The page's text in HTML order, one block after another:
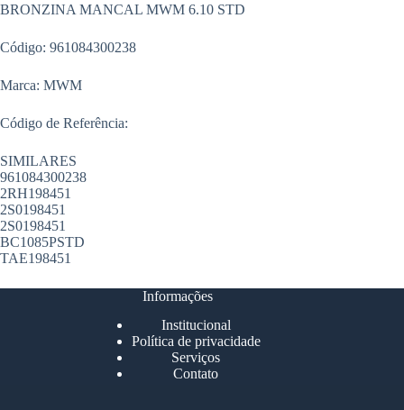
BRONZINA MANCAL MWM 6.10 STD
Código: 961084300238
Marca: MWM
Código de Referência:
SIMILARES
961084300238
2RH198451
2S0198451
2S0198451
BC1085PSTD
TAE198451
Informações
Institucional
Política de privacidade
Serviços
Contato